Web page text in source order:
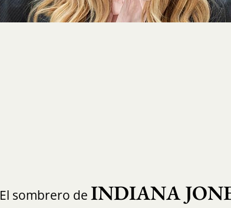
El sombrero de INDIANA